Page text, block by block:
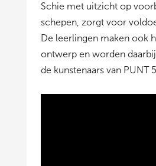
Schie met uitzicht op
schepen, zorgt voor
De leerlingen maken ook
ontwerp en worden
de kunstenaars van PUNT